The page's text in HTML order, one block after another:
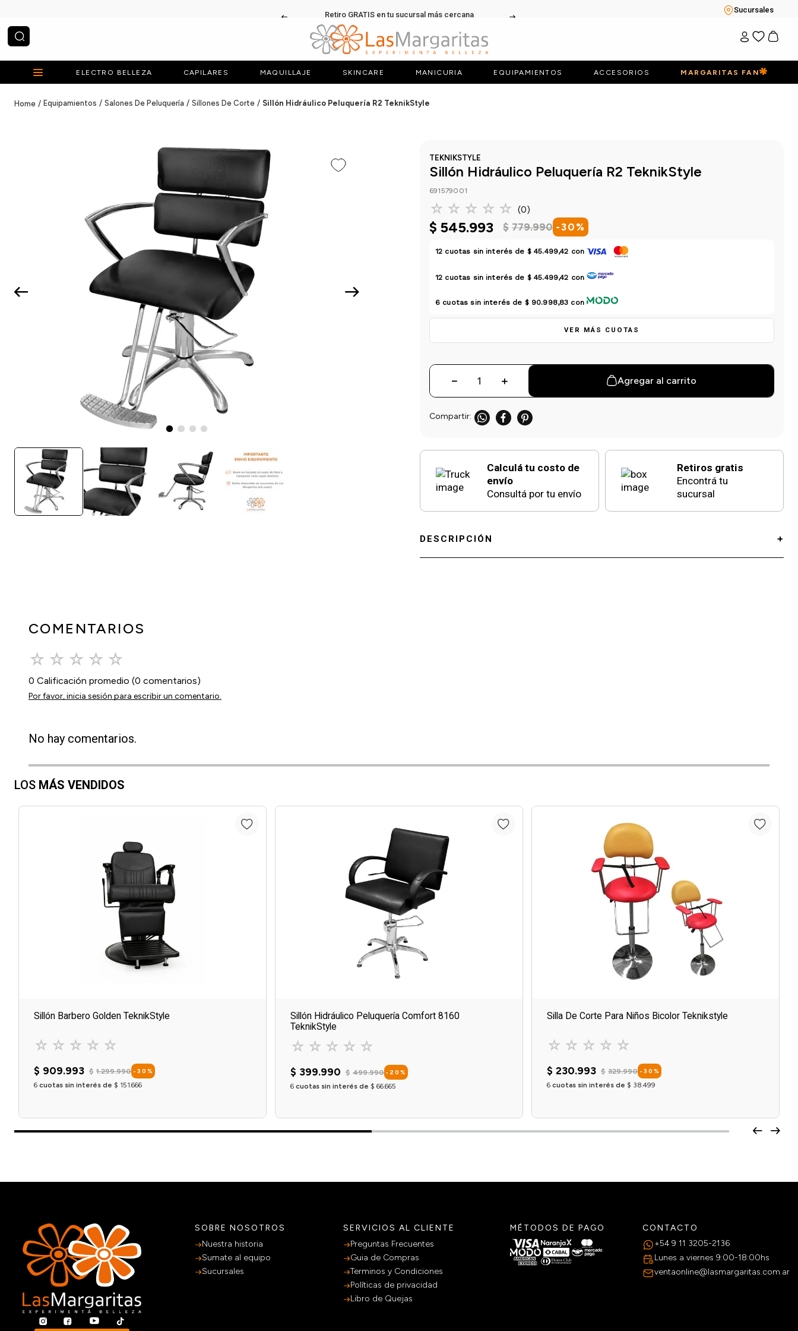
Retiro GRATIS en tu sucursal más cercana
Sucursales
¿Qué estás buscando?
ELECTRO BELLEZA CAPILARES MAQUILLAJE SKINCARE MANICURIA EQUIPAMIENTOS ACCESORIOS MARGARITAS FAN
Equipamientos Salones De Peluquería Sillones De Corte Sillón Hidráulico Peluquería R2 TeknikStyle
TEKNIKSTYLE
Sillón Hidráulico Peluquería R2 TeknikStyle
691579001
☆ ☆ ☆ ☆ ☆ (0)
$ 545.993 $ 779.990 -30 %
12 cuotas sin interés de $ 45.499,42 con
12 cuotas sin interés de $ 45.499,42 con
6 cuotas sin interés de $ 90.998,83 con
VER MÁS CUOTAS
＋
－ Agregar al carrito
Calculá tu costo de
envío
Consultá por tu envío
Retiros gratis
Encontrá tu
sucursal
DESCRIPCIÓN
COMENTARIOS
☆ ☆ ☆ ☆ ☆
0 Calificación promedio (0 comentarios)
Por favor, inicia sesión para escribir un comentario.
No hay comentarios.
LOS MÁS VENDIDOS
Sillón Barbero Golden TeknikStyle
☆ ☆ ☆ ☆ ☆
$ 909.993 $ 1.299.990 - 30 %
6 cuotas sin interés de $ 151.666
Sillón Hidráulico Peluquería Comfort 8160
TeknikStyle
☆ ☆ ☆ ☆ ☆
$ 399.990 $ 499.990 - 20 %
6 cuotas sin interés de $ 66.665
Silla De Corte Para Niños Bicolor Teknikstyle
☆ ☆ ☆ ☆ ☆
$ 230.993 $ 329.990 - 30 %
6 cuotas sin interés de $ 38.499
SOBRE NOSOTROS
Nuestra historia
Sumate al equipo
Sucursales
SERVICIOS AL CLIENTE
Preguntas Frecuentes
Guia de Compras
Terminos y Condiciones
Políticas de privacidad
Libro de Quejas
MÉTODOS DE PAGO
CONTACTO
+54 9 11 3205-2136
Lunes a viernes 9:00-18:00hs
ventaonline@lasmargaritas.com.ar